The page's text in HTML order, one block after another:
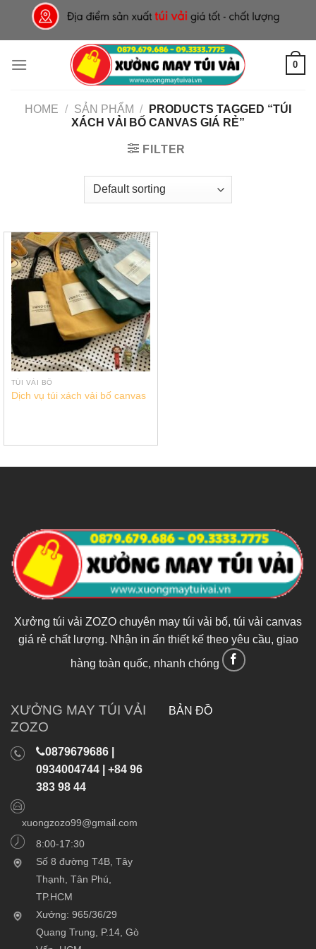
content
0
HOME / SẢN PHẨM /
PRODUCTS TAGGED “TÚI
XÁCH VẢI BỐ CANVAS GIÁ RẺ”
FILTER
TÚI VẢI BỐ
Dịch vụ túi xách vải bố canvas
Xưởng túi vải ZOZO chuyên may túi vải bố, túi vải canvas
giá rẻ chất lượng. Nhận in ấn thiết kế theo yêu cầu, giao
hàng toàn quốc, nhanh chóng
XƯỞNG MAY TÚI VẢI
ZOZO
0879679686 |
0934004744 | +84 96
383 98 44
xuongzozo99@gmail.com
8:00-17:30
Số 8 đường T4B, Tây
Thạnh, Tân Phú,
TP.HCM
Xưởng: 965/36/29
Quang Trung, P.14, Gò
BẢN ĐỒ